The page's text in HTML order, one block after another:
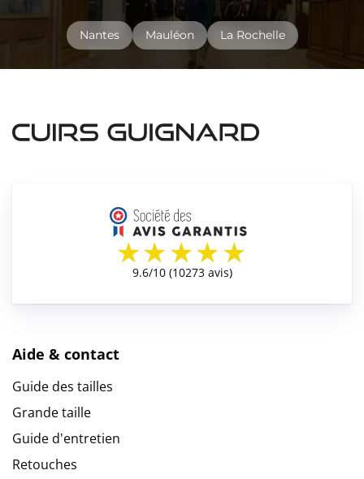
Nantes Mauléon La Rochelle
Aide & contact
Guide des tailles
Grande taille
Guide d'entretien
Retouches